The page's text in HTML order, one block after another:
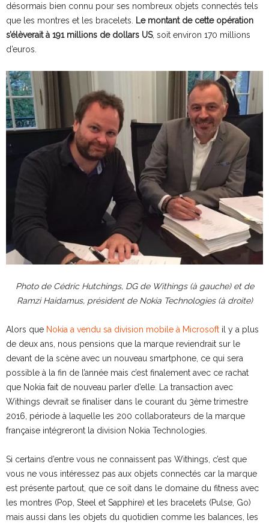
désormais bien connu pour ses nombreux objets connectés tels
que les montres et les bracelets.
Le montant de cette opération
s’élèverait à 191 millions de dollars US, soit environ 170 millions
d’euros.
Photo de Cédric Hutchings, DG de Withings (à gauche) et de
Ramzi Haidamus, président de Nokia Technologies (à droite)
Alors que Nokia a vendu sa division mobile à Microsoft il y a plus
de deux ans, nous pensions que la marque reviendrait sur le
devant de la scène avec un nouveau smartphone, ce qui sera
possible à la fin de l’année mais c’est finalement avec ce rachat
que Nokia fait de nouveau parler d’elle. La transaction avec
Withings devrait se finaliser dans le courant du 3ème trimestre
2016, période à laquelle les 200 collaborateurs de la marque
française intégreront la division Nokia Technologies.
Si certains d’entre vous ne connaissent pas Withings, c’est que
vous ne vous intéressez pas aux objets connectés car la marque
est présente partout, que ce soit dans le domaine du fitness avec
les montres (Pop, Steel et Sapphire) et les bracelets (Pulse, Go)
mais aussi dans les objets du quotidien comme les balances, les